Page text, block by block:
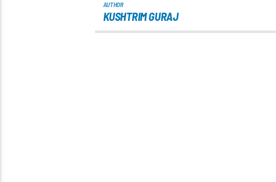
AUTHOR
KUSHTRIM GURAJ